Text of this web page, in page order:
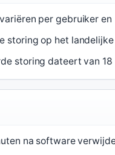
per gebruiker en
storing op het
storing dateert van
na software